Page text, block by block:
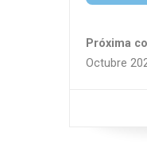
Próxima
Octubre